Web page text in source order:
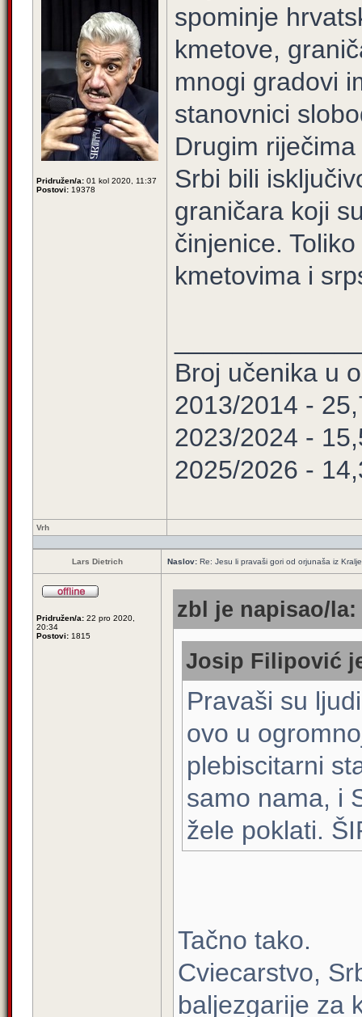
Pridružen/a: 01 kol 2020, 11:37
Postovi: 19378
spominje
kmetove,
mnogi gradovi
stanovnici
Drugim
Srbi bili
graničara koji
činjenice.
kmetovima i
Broj učenika u
2013/2014 -
2023/2024 -
2025/2026 -
Vrh
Lars Dietrich Naslov: Re: Jesu li pravaši gori od orjunaša iz
Pridružen/a: 22 pro 2020,
20:34
Postovi: 1815
zbl je napisao/la:
Josip Filipović
Pravaši su
ovo u
plebiscitarni
samo nama, i
žele poklati.
Tačno tako.
Cviecarstvo,
baljezgarije za